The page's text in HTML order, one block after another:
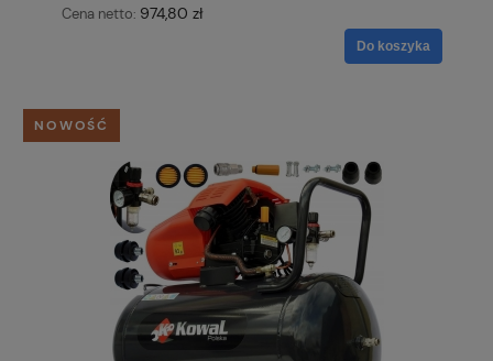
Cena netto: 974,80 zł
Do koszyka
NOWOŚĆ